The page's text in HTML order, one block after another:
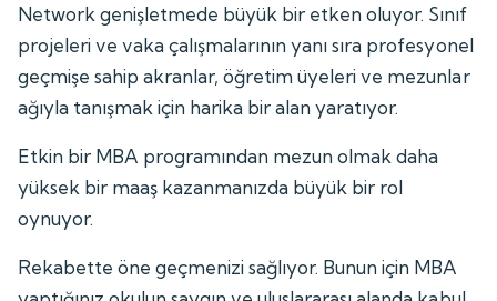
Network genişletmede büyük bir etken oluyor. Sınıf
projeleri ve vaka çalışmalarının yanı sıra profesyonel
geçmişe sahip akranlar, öğretim üyeleri ve mezunlar
ağıyla tanışmak için harika bir alan yaratıyor.
Etkin bir MBA programından mezun olmak daha
yüksek bir maaş kazanmanızda büyük bir rol
oynuyor.
Rekabette öne geçmenizi sağlıyor. Bunun için MBA